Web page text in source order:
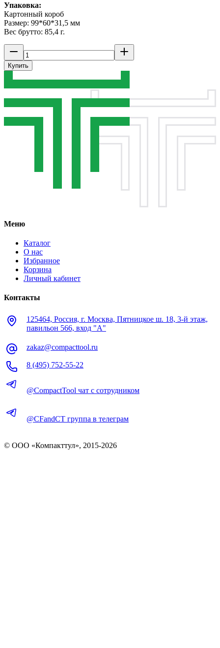
Упаковка:
Картонный короб
Размер: 99*60*31,5 мм
Вес брутто: 85,4 г.
Купить
Меню
Каталог
О нас
Избранное
Корзина
Личный кабинет
Контакты
125464, Россия, г. Москва, Пятницкое ш. 18, 3-й этаж,
павильон 566, вход "А"
zakaz@compacttool.ru
8 (495) 752-55-22
@CompactTool чат с сотрудником
@CFandCT группа в телеграм
© OOO «Компакттул», 2015-2026